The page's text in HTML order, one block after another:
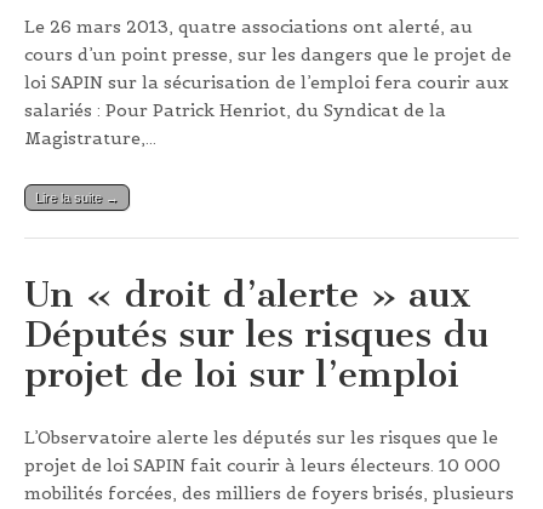
Le 26 mars 2013, quatre associations ont alerté, au
cours d’un point presse, sur les dangers que le projet de
loi SAPIN sur la sécurisation de l’emploi fera courir aux
salariés : Pour Patrick Henriot, du Syndicat de la
Magistrature,…
Lire la suite →
Un « droit d’alerte » aux
Députés sur les risques du
projet de loi sur l’emploi
L’Observatoire alerte les députés sur les risques que le
projet de loi SAPIN fait courir à leurs électeurs. 10 000
mobilités forcées, des milliers de foyers brisés, plusieurs